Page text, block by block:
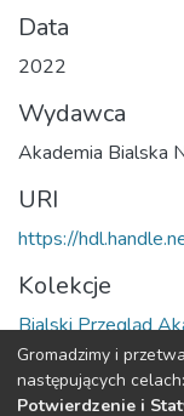
Data
2022
Wydawca
Akademia Bialska
URI
https://
Kolekcje
Bialski Przegląd
Cała strona
Gromadzimy i
następujących celach:
Potwierdzenie i